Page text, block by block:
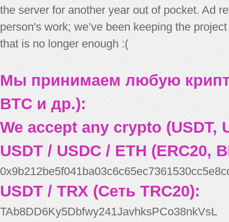
the server for another year out of pocket. Ad
person's work; we’ve been keeping the
that is no longer enough :(
Мы принимаем любую
BTC и др.):
We accept any crypto (USDT,
USDT / USDC / ETH (ERC20,
USDT / TRX (Сеть TRC20):
TAb8DD6Ky5Dbfwy241JavhksPCo38nkVsL